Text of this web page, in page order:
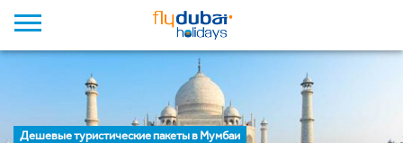
Дешевые туристические пакеты в Мумбаи